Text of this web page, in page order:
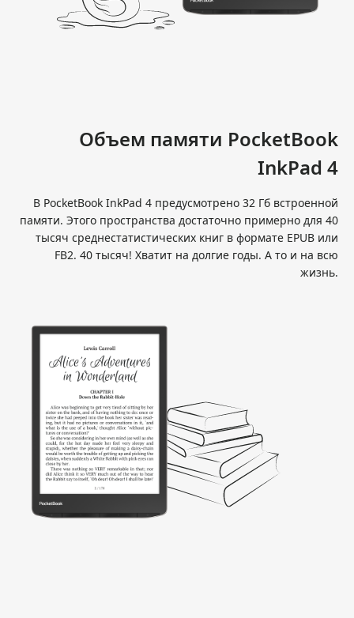
Объем памяти PocketBook
InkPad 4
В PocketBook InkPad 4 предусмотрено 32 Гб встроенной
памяти. Этого пространства достаточно примерно для 40
тысяч среднестатистических книг в формате EPUB или
FB2. 40 тысяч! Хватит на долгие годы. А то и на всю
жизнь.